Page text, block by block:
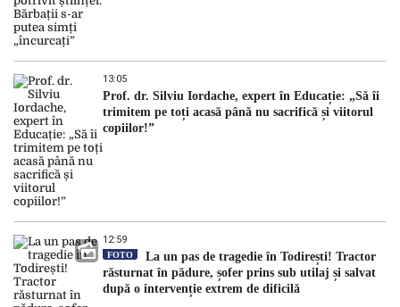
13:05
Prof. dr. Silviu Iordache, expert în Educație: „Să îi
trimitem pe toți acasă până nu sacrifică și viitorul
copiilor!”
12:59
FOTO
La un pas de tragedie în Todirești! Tractor
răsturnat în pădure, șofer prins sub utilaj și salvat
după o intervenție extrem de dificilă